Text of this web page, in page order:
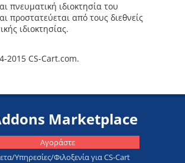
πνευματική ιδιοκτησία του
προστατεύεται από τους διεθνείς
ιδιοκτησίας.
2015 CS-Cart.com.
Marketplace
Αγοράστε
Υπηρεσίες/Φιλοξενία για CS-Cart